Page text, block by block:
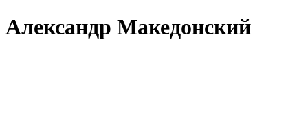
Александр Македонский